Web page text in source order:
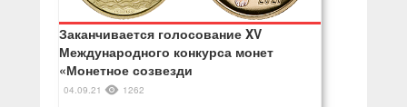
Заканчивается голосование XV
Международного конкурса монет
«Монетное созвезди
04.09.21 1262